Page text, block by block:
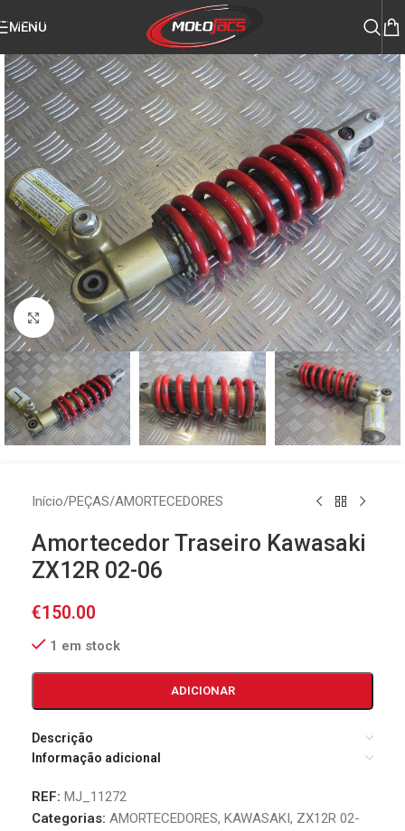
Skip to navigation
MENU
Click to enlarge
Início/PEÇAS/AMORTECEDORES
Amortecedor Traseiro Kawasaki
ZX12R 02-06
€150.00
1 em stock
ADICIONAR
Descrição
Informação adicional
REF: MJ_11272
Categorias: AMORTECEDORES, KAWASAKI, ZX12R 02-